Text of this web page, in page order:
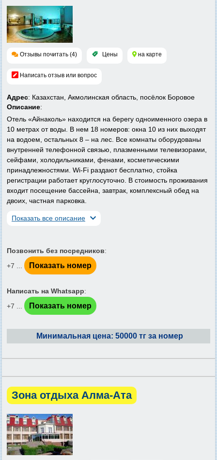
Отзывы почитать (4) Цены на карте
Написать отзыв или вопрос
Адрес: Казахстан, Акмолинская область, посёлок Боровое
Описание:
Отель «Айнаколь» находится на берегу одноименного озера в
10 метрах от воды. В нем 18 номеров: окна 10 из них выходят
на водоем, остальных 8 – на лес. Все комнаты оборудованы
внутренней телефонной связью, плазменными телевизорами,
сейфами, холодильниками, фенами, косметическими
принадлежностями. Wi-Fi раздают бесплатно, стойка
регистрации работает круглосуточно. В стоимость проживания
входит посещение бассейна, завтрак, комплексный обед на
двоих, частная парковка.
Показать все описание
Позвонить без посредников:
+7 ...
Показать номер
Написать на Whatsapp:
+7 ...
Показать номер
Минимальная цена: 50000 тг за номер
Зона отдыха Алма-Ата